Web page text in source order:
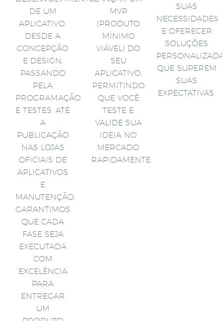
DE UM
APLICATIVO,
DESDE A
CONCEPÇÃO
E DESIGN,
PASSANDO
PELA
PROGRAMAÇÃO
E TESTES, ATÉ
A
PUBLICAÇÃO
NAS LOJAS
OFICIAIS DE
APLICATIVOS
E
MANUTENÇÃO.
GARANTIMOS
QUE CADA
FASE SEJA
EXECUTADA
COM
EXCELÊNCIA
PARA
ENTREGAR
UM
MVP
(PRODUTO
MÍNIMO
VIÁVEL) DO
SEU
APLICATIVO,
PERMITINDO
QUE VOCÊ
TESTE E
VALIDE SUA
IDEIA NO
MERCADO
RAPIDAMENTE.
SUAS
NECESSIDADES
E OFERECER
SOLUÇÕES
QUE SUPEREM
SUAS
EXPECTATIVAS.